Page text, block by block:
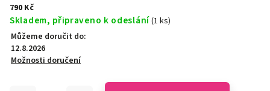
790 Kč
Skladem, připraveno k odeslání(1 ks)
Můžeme doručit do:
12.8.2026
Možnosti doručení